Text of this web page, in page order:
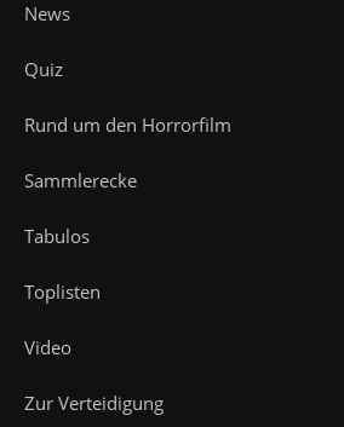
News
Quiz
Rund um den Horrorfilm
Sammlerecke
Tabulos
Toplisten
Video
Zur Verteidigung